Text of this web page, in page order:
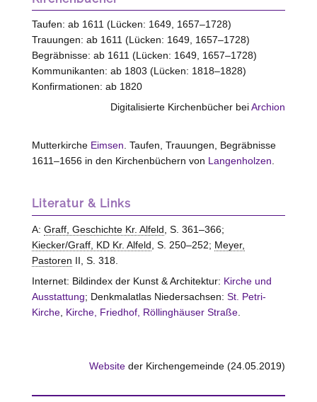
Taufen: ab 1611 (Lücken: 1649, 1657–1728)
Trauungen: ab 1611 (Lücken: 1649, 1657–1728)
Begräbnisse: ab 1611 (Lücken: 1649, 1657–1728)
Kommunikanten: ab 1803 (Lücken: 1818–1828)
Konfirmationen: ab 1820
Digitalisierte Kirchenbücher beiArchion
Mutterkirche Eimsen. Taufen, Trauungen, Begräbnisse
1611–1656 in den Kirchenbüchern von Langenholzen.
Literatur & Links
A: Graff, Geschichte Kr. Alfeld , S. 361–366;
Kiecker/Graff, KD Kr. Alfeld , S. 250–252; Meyer,
Pastoren II, S. 318.
Internet: Bildindex der Kunst & Architektur: Kirche und
Ausstattung; Denkmalatlas Niedersachsen: St. Petri-
Kirche, Kirche, Friedhof, Röllinghäuser Straße.
Website der Kirchengemeinde (24.05.2019)